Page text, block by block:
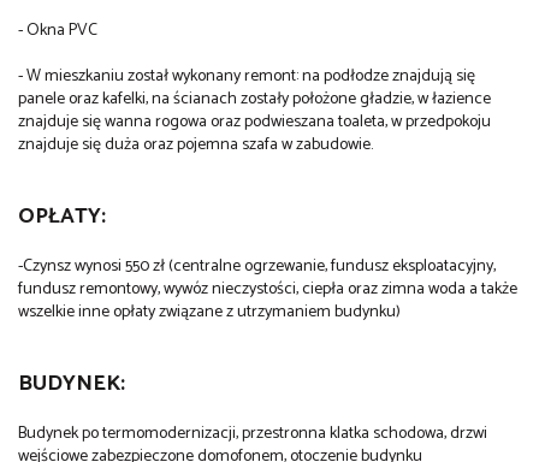
- Okna PVC
- W mieszkaniu został wykonany remont: na podłodze znajdują się
panele oraz kafelki, na ścianach zostały położone gładzie, w łazience
znajduje się wanna rogowa oraz podwieszana toaleta, w przedpokoju
znajduje się duża oraz pojemna szafa w zabudowie.
OPŁATY:
-Czynsz wynosi 550 zł (centralne ogrzewanie, fundusz eksploatacyjny,
fundusz remontowy, wywóz nieczystości, ciepła oraz zimna woda a także
wszelkie inne opłaty związane z utrzymaniem budynku)
BUDYNEK:
Budynek po termomodernizacji, przestronna klatka schodowa, drzwi
wejściowe zabezpieczone domofonem, otoczenie budynku